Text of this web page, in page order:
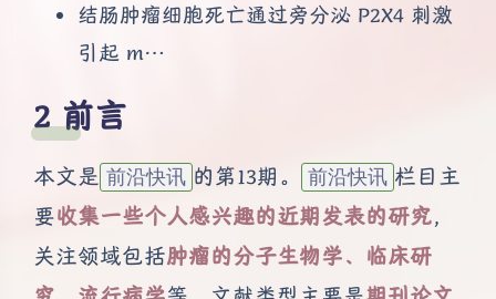
结肠肿瘤细胞死亡通过旁分泌 P2X4 刺激
引起 m…
前言
本文是 前沿快讯 的第13期。 前沿快讯 栏目主
要收集一些个人感兴趣的近期发表的研究，
关注领域包括肿瘤的分子生物学、临床研